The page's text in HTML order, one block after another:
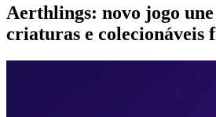
Aerthlings: novo jogo
criaturas e colecionáveis